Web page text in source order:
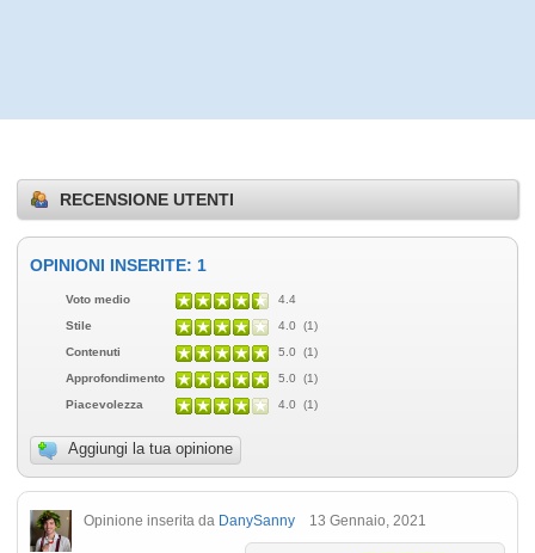
RECENSIONE UTENTI
OPINIONI INSERITE: 1
Voto medio
4.4
Stile
4.0 (1)
Contenuti
5.0 (1)
Approfondimento
5.0 (1)
Piacevolezza
4.0 (1)
Aggiungi la tua opinione
Opinione inserita da DanySanny 13 Gennaio, 2021